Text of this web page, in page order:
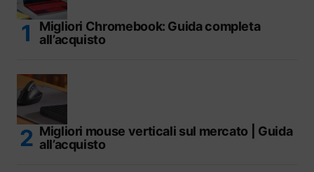
Migliori Chromebook: Guida completa
all’acquisto
Migliori mouse verticali sul mercato | Guida
all’acquisto